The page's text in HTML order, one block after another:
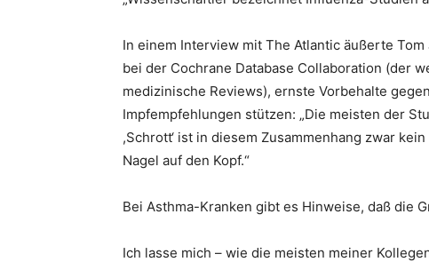
In einem Interview mit The Atlantic äußerte
bei der Cochrane Database Collaboration (der
medizinische Reviews), ernste Vorbehalte
Impfempfehlungen stützen: „Die meisten der
,Schrott‘ ist in diesem Zusammenhang zwar
Nagel auf den Kopf.“
Bei Asthma-Kranken gibt es Hinweise, daß die
Ich lasse mich – wie die meisten meiner